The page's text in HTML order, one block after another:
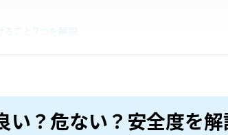
ること7つを解説
い？危ない？安全度を解